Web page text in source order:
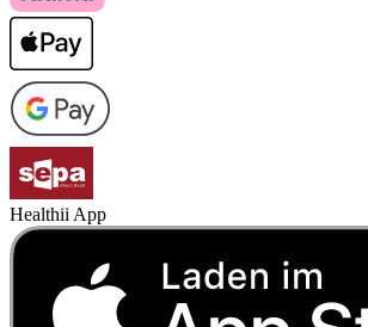
Healthii App